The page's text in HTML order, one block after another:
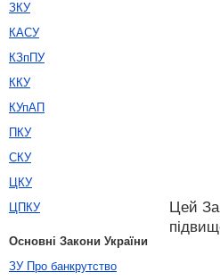
Цей
ЗКУ
КАСУ
КЗпПУ
ККУ
КУпАП
ПКУ
СКУ
ЦКУ
ЦПКУ
Основні Закони України
ЗУ Про банкрутство